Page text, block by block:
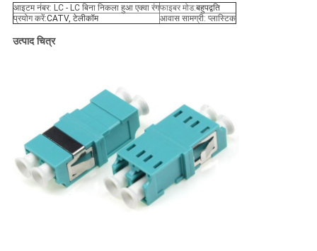
आइटम नंबर: LC - LC बिना निकला हुआ एक्वा रंगफाइबर मोड:बहुपद्वति
प्रयोग करें:CATV, टेलीकॉम आवास सामग्री: प्लास्टिक
उत्पाद चित्र